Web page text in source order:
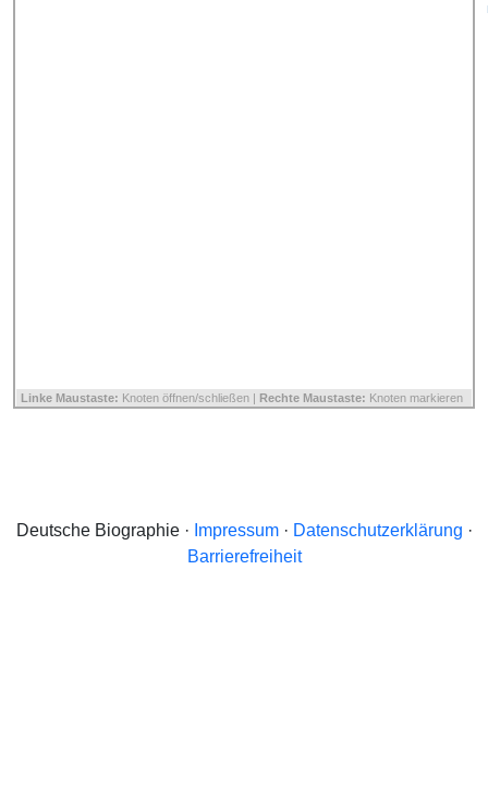
Linke Maustaste: Knoten öffnen/schließen | Rechte Maustaste: Knoten markieren
Deutsche Biographie · Impressum· Datenschutzerklärung ·
Barrierefreiheit